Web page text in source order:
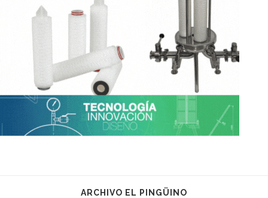
ARCHIVO EL PINGÜINO